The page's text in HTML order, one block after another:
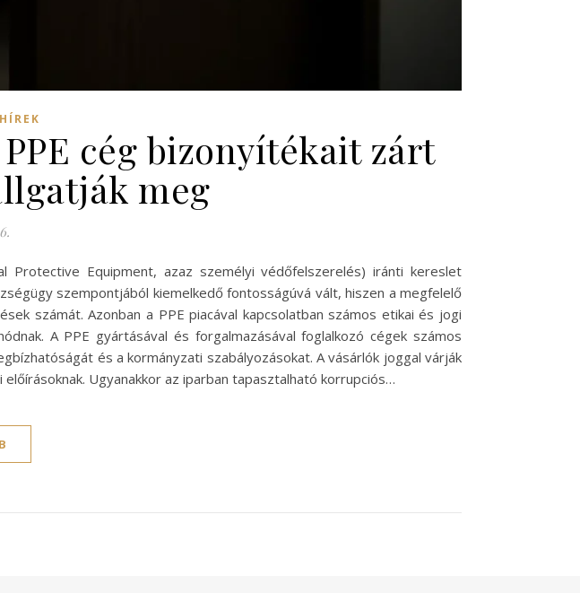
HÍREK
cég bizonyítékait zárt
meg
Protective Equipment, azaz személyi védőfelszerelés) iránti kereslet
szempontjából kiemelkedő fontosságúvá vált, hiszen a megfelelő
számát. Azonban a PPE piacával kapcsolatban számos etikai és jogi
A PPE gyártásával és forgalmazásával foglalkozó cégek számos
és a kormányzati szabályozásokat. A vásárlók joggal várják
Ugyanakkor az iparban tapasztalható korrupciós…